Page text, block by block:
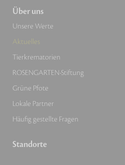
Über uns
Unsere Werte
Aktuelles
Tierkrematorien
ROSENGARTEN-Stiftung
Grüne Pfote
Lokale Partner
Häufig gestellte Fragen
Standorte